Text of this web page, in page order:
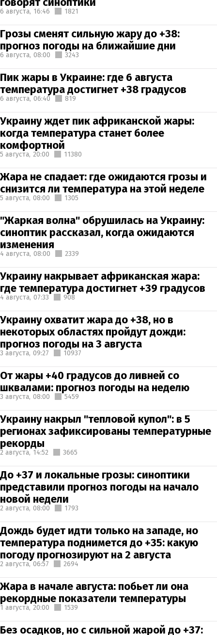
6 августа, 16:46 1821
Грозы сменят сильную жару до +38:
прогноз погоды на ближайшие дни
6 августа, 08:00 3243
Пик жары в Украине: где 6 августа
температура достигнет +38 градусов
6 августа, 06:40 819
Украину ждет пик африканской жары:
когда температура станет более
комфортной
5 августа, 20:00 11380
Жара не спадает: где ожидаются грозы и
снизится ли температура на этой неделе
5 августа, 08:00 1305
"Жаркая волна" обрушилась на Украину:
синоптик рассказал, когда ожидаются
изменения
4 августа, 08:00 2339
Украину накрывает африканская жара:
где температура достигнет +39 градусов
4 августа, 07:33 908
Украину охватит жара до +38, но в
некоторых областях пройдут дожди:
прогноз погоды на 3 августа
3 августа, 09:27 10937
От жары +40 градусов до ливней со
шквалами: прогноз погоды на неделю
3 августа, 08:00 5459
Украину накрыл "тепловой купол": в 5
регионах зафиксированы температурные
рекорды
2 августа, 14:52 3665
До +37 и локальные грозы: синоптики
представили прогноз погоды на начало
новой недели
2 августа, 08:00 1793
Дождь будет идти только на западе, но
температура поднимется до +35: какую
погоду прогнозируют на 2 августа
2 августа, 06:57 2694
Жара в начале августа: побьет ли она
рекордные показатели температуры
1 августа, 20:00 1539
Без осадков, но с сильной жарой до +37: